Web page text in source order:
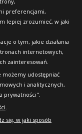
preferencjami,
lepiej zrozumieć, w jaki
o tym, jakie działania
internetowych,
zainteresowań.
udostępniać
i analitycznych,
prywatności".
.
się, w jaki sposób
ilość
szt.